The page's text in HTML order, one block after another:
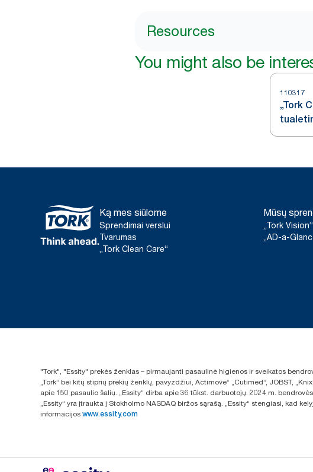
Resources
You might also be
110317
„Tork
baltas,
Ką mes siūlome
Sprendimai verslui
Tvarumas
„Tork Clean Care“
Mūsų
„Tork
„AD-a-
"Tork", "Essity" prekės ženklas – pirmaujanti pasaulinė higienos ir sveikatos
„Tork“ bei kitų stiprių prekių ženklų, pavyzdžiui, Actimove“ „Cutimed“, JOBST,
apie 150 pasaulio šalių. „Essity“ dirba apie 36 tūkst. darbuotojų. 2024 m.
„Essity“ yra įtraukta į Stokholmo NASDAQ biržos sąrašą. „Essity“ stengiasi, kad
informacijos www.essity.com